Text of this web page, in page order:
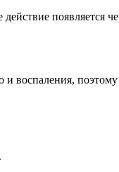
появляется
воспаления,